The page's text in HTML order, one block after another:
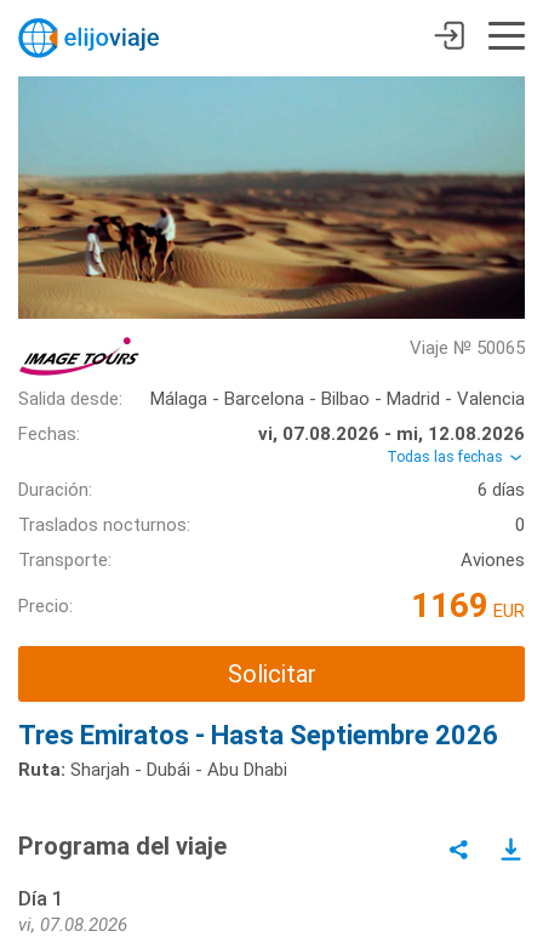
Viaje № 50065
Salida desde:
Málaga - Barcelona - Bilbao - Madrid - Valencia
Fechas:
vi, 07.08.2026 - mi, 12.08.2026
Todas las fechas
Duración:
6 días
Traslados nocturnos:
0
Transporte:
Aviones
Precio: 1169 EUR
Solicitar
Tres Emiratos - Hasta Septiembre 2026
Ruta: Sharjah - Dubái - Abu Dhabi
Programa del viaje
Día 1
vi, 07.08.2026